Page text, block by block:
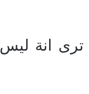
ترى انة ليس